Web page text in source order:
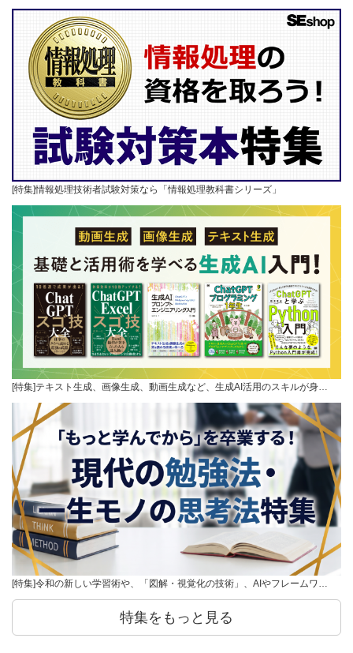
[特集]情報処理技術者試験対策なら「情報処理教科書シリーズ」
[特集]テキスト生成、画像生成、動画生成など、生成AI活用のスキルが身…
[特集]令和の新しい学習術や、「図解・視覚化の技術」、AIやフレームワ…
特集をもっと見る